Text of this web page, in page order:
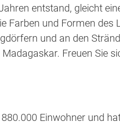
entstand, gleicht
Farben und Formen
und an den
Freuen Sie
Einwohner und